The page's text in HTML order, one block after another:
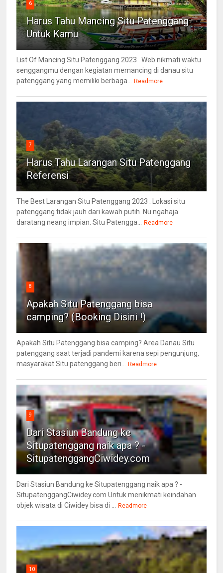
6
Harus Tahu Mancing Situ Patenggang
Untuk Kamu
List Of Mancing Situ Patenggang 2023 . Web nikmati waktu
senggangmu dengan kegiatan memancing di danau situ
patenggang yang memiliki berbaga...
Readmore
7
Harus Tahu Larangan Situ Patenggang
Referensi
The Best Larangan Situ Patenggang 2023 . Lokasi situ
patenggang tidak jauh dari kawah putih. Nu ngahaja
daratang neang impian. Situ Patengga...
Readmore
8
Apakah Situ Patenggang bisa
camping? (Booking Disini !)
Apakah Situ Patenggang bisa camping? Area Danau Situ
patenggang saat terjadi pandemi karena sepi pengunjung,
masyarakat Situ patenggang beri...
Readmore
9
Dari Stasiun Bandung ke
Situpatenggang naik apa ? -
SitupatenggangCiwidey.com
Dari Stasiun Bandung ke Situpatenggang naik apa ? -
SitupatenggangCiwidey.com Untuk menikmati keindahan
objek wisata di Ciwidey bisa di ...
Readmore
10